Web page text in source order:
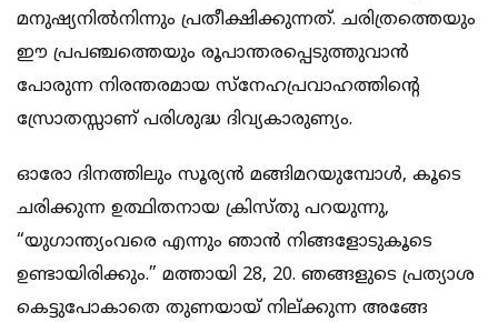
മനുഷ്യനില്‍നിന്നും പ്രതീക്ഷിക്കുന്നത്. ചരിത്രത്തെയും
ഈ പ്രപഞ്ചത്തെയും രൂപാന്തരപ്പെടുത്തുവാന്‍
പോരുന്ന നിരന്തരമായ സ്നേഹപ്രവാഹത്തിന്‍റെ
സ്രോതസ്സാണ് പരിശുദ്ധ ദിവ്യകാരുണ്യം.
ഓരോ ദിനത്തിലും സൂര്യന്‍ മങ്ങിമറയുമ്പോള്‍, കൂടെ
ചരിക്കുന്ന ഉത്ഥിതനായ ക്രിസ്തു പറയുന്നു,
“യുഗാന്ത്യംവരെ എന്നും ഞാന്‍ നിങ്ങളോടുകൂടെ
ഉണ്ടായിരിക്കും.” മത്തായി 28, 20. ഞങ്ങളുടെ പ്രത്യാശ
കെട്ടുപോകാതെ തുണയായ് നില്ക്കുന്ന അങ്ങേ